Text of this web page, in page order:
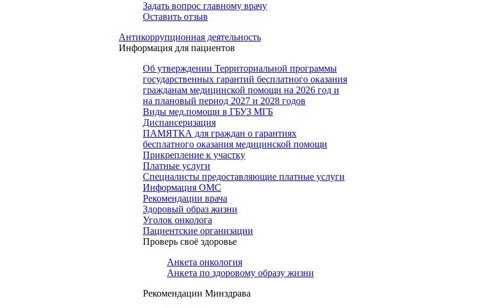
Задать вопрос главному врачу
Оставить отзыв
Антикоррупционная деятельность
Информация для пациентов
Об утверждении Территориальной программы
государственных гарантий бесплатного оказания
гражданам медицинской помощи на 2026 год и
на плановый период 2027 и 2028 годов
Виды мед.помощи в ГБУЗ МГБ
Диспансеризация
ПАМЯТКА для граждан о гарантиях
бесплатного оказания медицинской помощи
Прикрепление к участку
Платные услуги
Специалисты предоставляющие платные услуги
Информация ОМС
Рекомендации врача
Здоровый образ жизни
Уголок онколога
Пациентские организации
Проверь своё здоровье
Анкета онкология
Анкета по здоровому образу жизни
Рекомендации Минздрава